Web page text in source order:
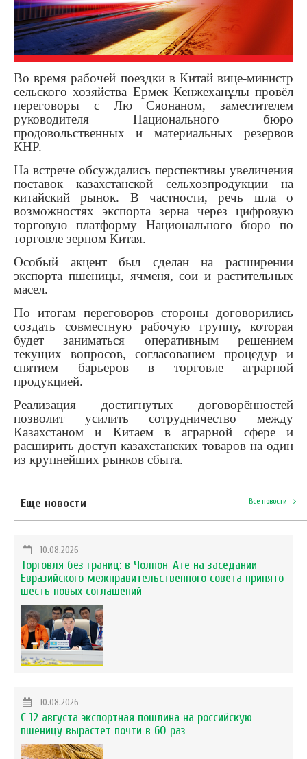
Во время рабочей поездки в Китай вице-министр
сельского хозяйства Ермек Кенжеханұлы провёл
переговоры с Лю Сяонаном, заместителем
руководителя Национального бюро
продовольственных и материальных резервов
КНР.
На встрече обсуждались перспективы увеличения
поставок казахстанской сельхозпродукции на
китайский рынок. В частности, речь шла о
возможностях экспорта зерна через цифровую
торговую платформу Национального бюро по
торговле зерном Китая.
Особый акцент был сделан на расширении
экспорта пшеницы, ячменя, сои и растительных
масел.
По итогам переговоров стороны договорились
создать совместную рабочую группу, которая
будет заниматься оперативным решением
текущих вопросов, согласованием процедур и
снятием барьеров в торговле аграрной
продукцией.
Реализация достигнутых договорённостей
позволит усилить сотрудничество между
Казахстаном и Китаем в аграрной сфере и
расширить доступ казахстанских товаров на один
из крупнейших рынков сбыта.
Еще новости Все новости
10.08.2026
Торговля без границ: в Чолпон-Ате на заседании
Евразийского межправительственного совета принято
шесть новых соглашений
10.08.2026
С 12 августа экспортная пошлина на российскую
пшеницу вырастет почти в 60 раз